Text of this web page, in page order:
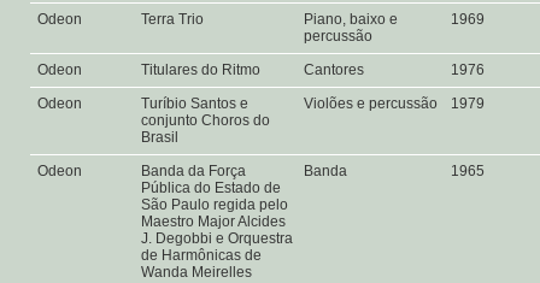
Odeon Terra Trio
Piano, baixo e
percussão
1969
Odeon Titulares do Ritmo Cantores
1976
Odeon
Turíbio Santos e
conjunto Choros do
Brasil
Violões e percussão 1979
Odeon
Banda da Força
Pública do Estado de
São Paulo regida pelo
Maestro Major Alcides
J. Degobbi e Orquestra
de Harmônicas de
Wanda Meirelles
Banda 1965